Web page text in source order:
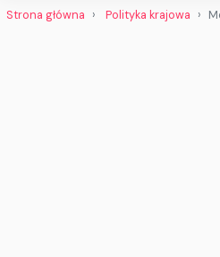
Strona główna Polityka krajowa